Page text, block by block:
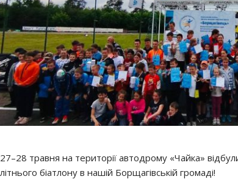
27–28 травня на території автодрому «Чайка»
літнього біатлону в нашій Борщагівській громаді!